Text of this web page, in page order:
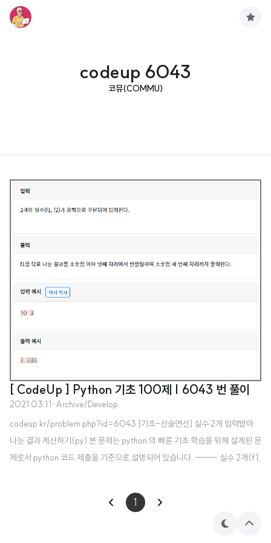
codeup 6043
코뮤(COMMU)
[ CodeUp ] Python 기초 100제 | 6043 번 풀이
2021.03.11 ·Archive/Develop
codeup.kr/problem.php?id=6043 [기초-산술연산] 실수 2개 입력받아
나눈 결과 계산하기(py) 본 문제는 python 의 빠른 기초 학습을 위해 설계된 문
제로서 python 코드 제출을 기준으로 설명되어 있습니다. ------ 실수 2개(f1,
풀이 ] a,b= map(float,input().split()) print('%.3f' %round(a/b,3))
1
구
테
상